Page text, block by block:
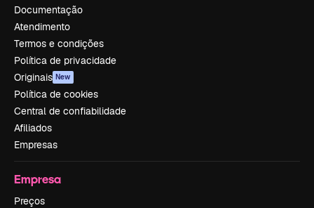
Documentação
Atendimento
Termos e condições
Política de privacidade
Originais New
Política de cookies
Central de confiabilidade
Afiliados
Empresas
Empresa
Preços